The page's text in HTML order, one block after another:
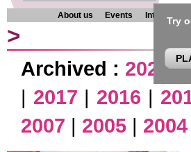
Try
About us Events Interviews
>
Archived : 2026|
| 2017 | 2016 |
2007 | 2005 | 2004